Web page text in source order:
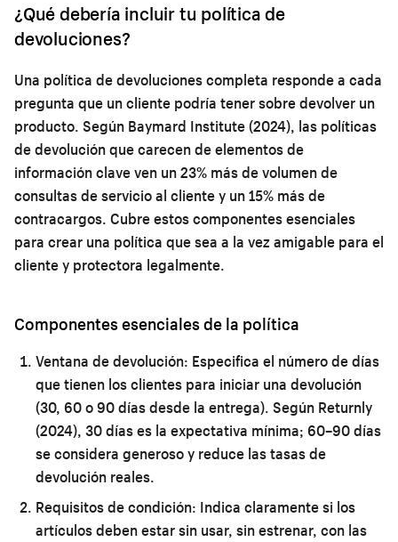
¿Qué debería incluir tu política de
devoluciones?
Una política de devoluciones completa responde a cada
pregunta que un cliente podría tener sobre devolver un
producto. Según Baymard Institute (2024), las políticas
de devolución que carecen de elementos de
información clave ven un 23% más de volumen de
consultas de servicio al cliente y un 15% más de
contracargos. Cubre estos componentes esenciales
para crear una política que sea a la vez amigable para el
cliente y protectora legalmente.
Componentes esenciales de la política
Ventana de devolución: Especifica el número de días
que tienen los clientes para iniciar una devolución
(30, 60 o 90 días desde la entrega). Según Returnly
(2024), 30 días es la expectativa mínima; 60–90 días
se considera generoso y reduce las tasas de
devolución reales.
Requisitos de condición: Indica claramente si los
artículos deben estar sin usar, sin estrenar, con las